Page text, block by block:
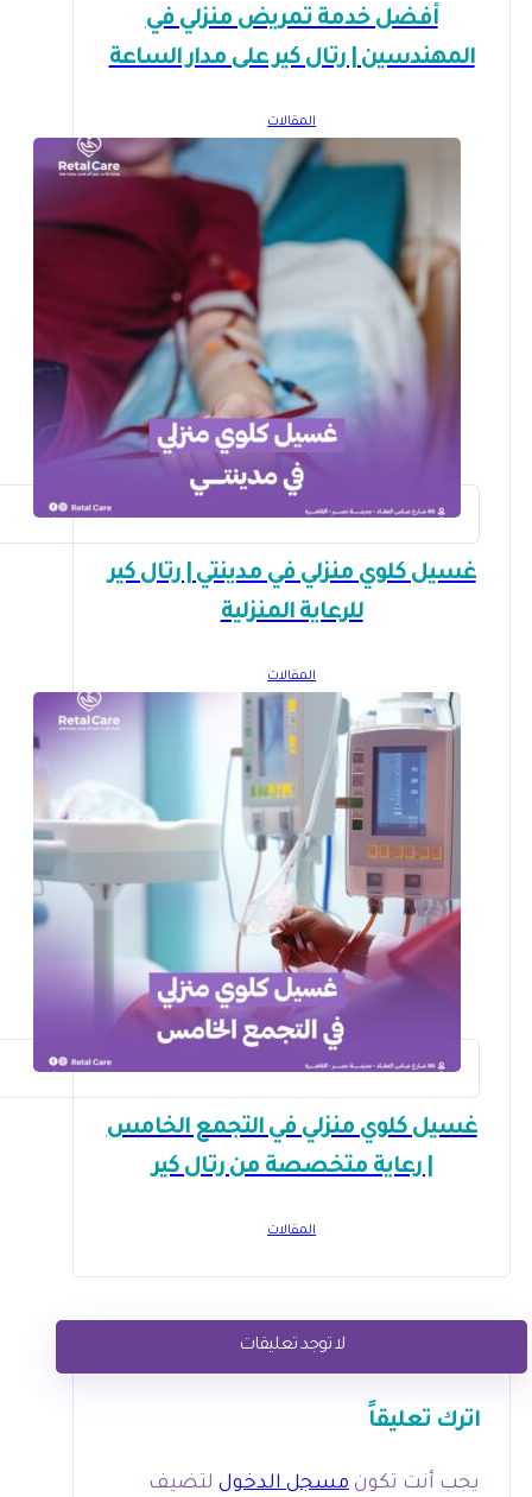
أفضل خدمة تمريض منزلي في
المهندسين | رتال كير على مدار الساعة
المقالات
غسيل كلوي منزلي في مدينتي | رتال كير
للرعاية المنزلية
المقالات
غسيل كلوي منزلي في التجمع الخامس
| رعاية متخصصة من رتال كير
المقالات
لا توجد تعليقات
اترك تعليقاً
يجب أنت تكون مسجل الدخول لتضيف